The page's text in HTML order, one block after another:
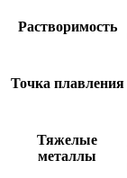
Растворимость
Точка плавления
Тяжелые
металлы